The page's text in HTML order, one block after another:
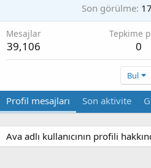
Son görülme
Mesajlar
39,106
Tepkime
0
Bul
Profil mesajları Son aktivite
Ava adlı kullanıcının profili